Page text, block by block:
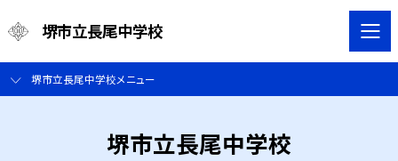
堺市立長尾中学校
堺市立長尾中学校メニュー
堺市立長尾中学校